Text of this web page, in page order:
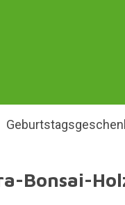
Bonsai-